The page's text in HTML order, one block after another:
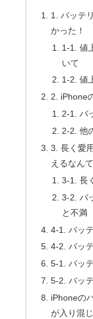
1. バッテ
かった！
1-1. 値
いて
1-2. 値
2. iPhone
2-1. バ
2-2. 他
3. 長く愛
えるなん
3-1. 長
3-2. バ
と不満
4-1. バッ
4-2. バッ
5-1. バッ
5-2. バッ
iPhoneの
が入り混